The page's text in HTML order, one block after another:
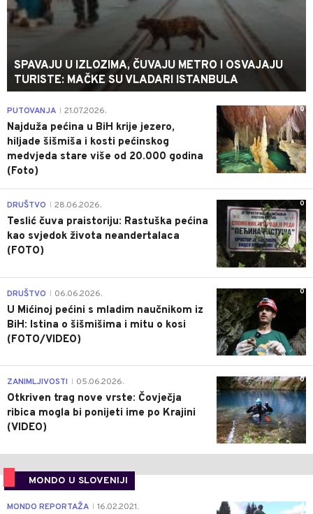
SPAVAJU U IZLOZIMA, ČUVAJU METRO I OSVAJAJU
TURISTE: MAČKE SU VLADARI ISTANBULA
0
PUTOVANJA 21.07.2026.
Najduža pećina u BiH krije jezero,
hiljade šišmiša i kosti pećinskog
medvjeda stare više od 20.000 godina
(Foto)
0
DRUŠTVO 28.06.2026.
Teslić čuva praistoriju: Rastuška pećina
kao svjedok života neandertalaca
(FOTO)
0
DRUŠTVO 06.06.2026.
U Mićinoj pećini s mladim naučnikom iz
BiH: Istina o šišmišima i mitu o kosi
(FOTO/VIDEO)
0
ZANIMLJIVOSTI 05.06.2026.
Otkriven trag nove vrste: Čovječja
ribica mogla bi ponijeti ime po Krajini
(VIDEO)
MONDO U SLOVENIJI
4
MONDO REPORTAŽA 16.02.2021.